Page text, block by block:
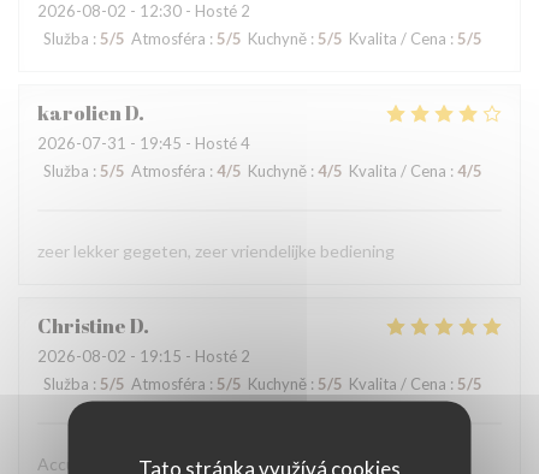
Tato stránka využívá cookies
2026-08-02 - 12:30 - Hosté 2
Služba : 5/5 Atmosféra : 5/5 Kuchyně : 5/5 Kvalita / Cena : 5/5
karolienD
2026-07-31 - 19:45 - Hosté 4
Služba : 5/5 Atmosféra : 4/5 Kuchyně :4/5 Kvalita / Cena : 4/5
zeer lekker gegeten, zeer vriendelijke bediening
ChristineD
2026-08-02 - 19:15 - Hosté 2
Služba : 5/5 Atmosféra : 5/5 Kuchyně : 5/5 Kvalita / Cena : 5/5
Accueil chaleureux , professionnel